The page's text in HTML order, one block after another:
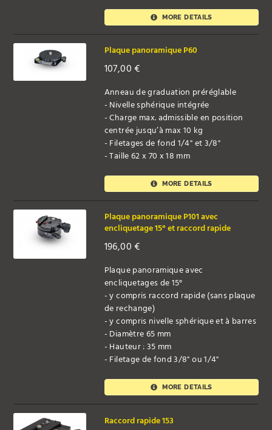
MORE DETAILS
Plaque panoramique P60
107,00€
Anneau de graduation préréglable
- Nivelle sphérique intégrée
- Charge max. admissible en position
centrée jusqu’à max 10 kg
- Filetages de fond 1/4" et 3/8"
- Taille 62 x 70 x 18 mm
MORE DETAILS
Plaque panoramique P101 avec
encliquetage 15° et raccord rapide
196,00€
Plaque panoramique avec
encliquetages de 15°
- y compris raccord rapide (sans plaque
de rechange)
- y compris nivelle sphérique et à barres
- Diamètre 65 mm
- Hauteur : 35 mm
- Filetage de fond 3/8" ou 1/4"
MORE DETAILS
Raccord rapide 153